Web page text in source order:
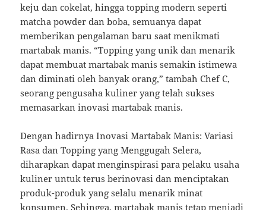
keju dan cokelat, hingga topping modern seperti
matcha powder dan boba, semuanya dapat
memberikan pengalaman baru saat menikmati
martabak manis. “Topping yang unik dan menarik
dapat membuat martabak manis semakin istimewa
dan diminati oleh banyak orang,” tambah Chef C,
seorang pengusaha kuliner yang telah sukses
memasarkan inovasi martabak manis.
Dengan hadirnya Inovasi Martabak Manis: Variasi
Rasa dan Topping yang Menggugah Selera,
diharapkan dapat menginspirasi para pelaku usaha
kuliner untuk terus berinovasi dan menciptakan
produk-produk yang selalu menarik minat
konsumen. Sehingga, martabak manis tetap menjadi